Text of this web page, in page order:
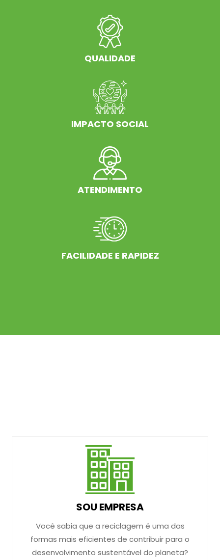
QUALIDADE
IMPACTO SOCIAL
ATENDIMENTO
FACILIDADE E RAPIDEZ
SOU EMPRESA
Você sabia que a reciclagem é uma das
formas mais eficientes de contribuir para o
desenvolvimento sustentável do planeta?